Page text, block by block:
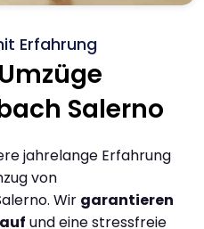
Erfahrung
Salerno
jahrelange Erfahrung
von
Wir garantieren
und eine stressfreie